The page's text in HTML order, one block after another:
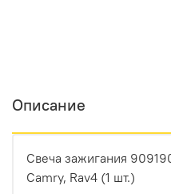
Описание
Свеча зажигания
Camry, Rav4 (1 шт.)